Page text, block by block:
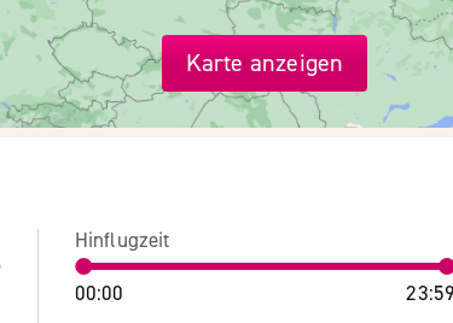
Karte anzeigen
Hinflugzeit
00:00 23:59